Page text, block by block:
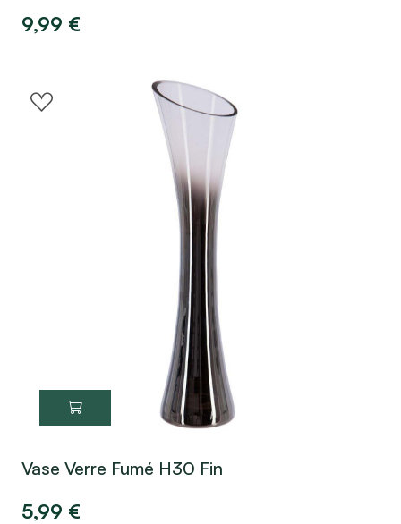
9,99 €
Vase Verre Fumé H30 Fin
5,99 €